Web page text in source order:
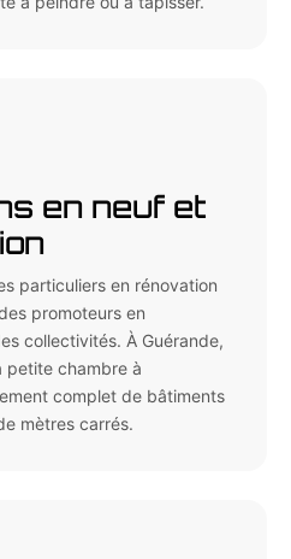
en neuf et
particuliers en rénovation
promoteurs en
collectivités. À Guérande,
petite chambre à
complet de bâtiments
mètres carrés.